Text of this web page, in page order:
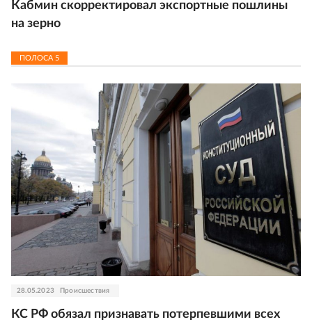
Кабмин скорректировал экспортные пошлины
на зерно
ПОЛОСА 5
28.05.2023 Происшествия
КС РФ обязал признавать потерпевшими всех